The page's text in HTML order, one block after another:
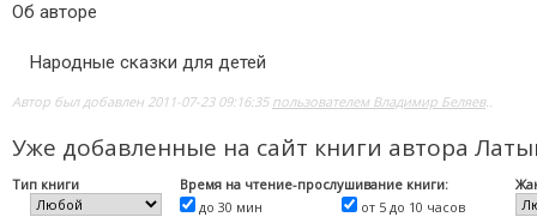
Об авторе
Народные сказки для детей
Автор был добавлен 2011-07-23 09:16:35 пользователем Владимир Беляев..
Уже добавленные на сайт книги автора
Тип книги
Время на чтение-прослушивание книги:
до 30 мин
от 5 до 10 часов